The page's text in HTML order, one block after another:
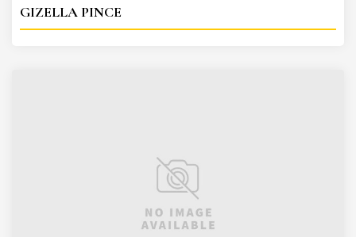
GIZELLA PINCE